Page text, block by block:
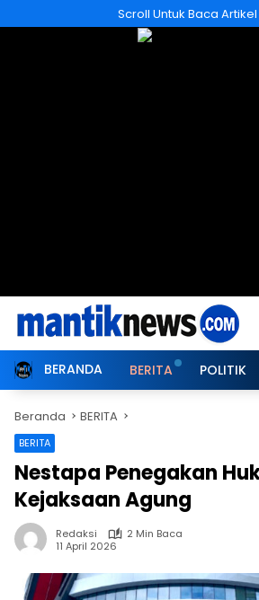
ke
Scroll Untuk Baca Artikel
BERANDA BERITA POLITIK
Beranda BERITA
BERITA
Nestapa Penegakan
Kejaksaan Agung
Redaksi
2 Min Baca
11 April 2026